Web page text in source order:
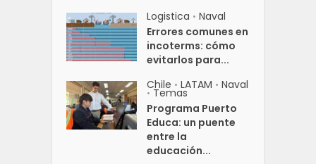
Logistica • Naval
Errores comunes en
incoterms: cómo
evitarlos para...
Chile • LATAM • Naval
• Temas
Programa Puerto
Educa: un puente
entre la
educación...